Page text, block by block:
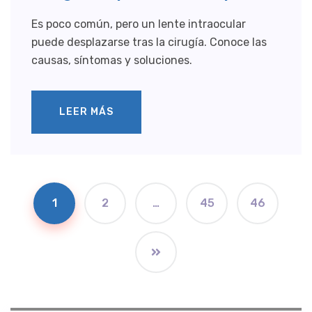
Es poco común, pero un lente intraocular
puede desplazarse tras la cirugía. Conoce las
causas, síntomas y soluciones.
LEER MÁS
1 2 … 45 46